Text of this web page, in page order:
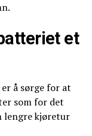
et
å sørge for at
som for det
lengre kjøretur